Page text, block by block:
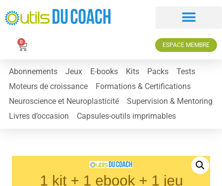
0 ESPACE MEMBRE
Abonnements Jeux E-books Kits Packs
Tests
Moteurs de croissance
Formations & Certifications
Neuroscience et Neuroplasticité
Supervision & Mentoring
Livres d’occasion
Capsules-outils imprimables